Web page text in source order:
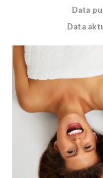
Data
Data